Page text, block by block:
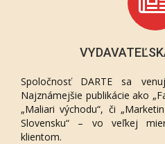
Spoločnosť DARTE sa
Najznámejšie publikácie ako
„Maliari východu“, či
Slovensku“ – vo veľkej
klientom.